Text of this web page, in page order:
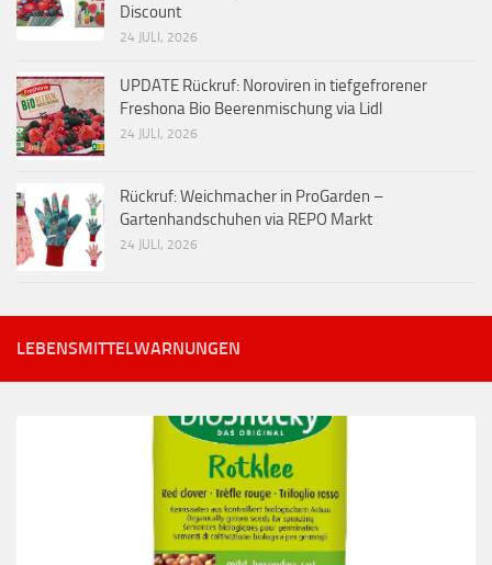
Discount
24 JULI, 2026
UPDATE Rückruf: Noroviren in tiefgefrorener
Freshona Bio Beerenmischung via Lidl
24 JULI, 2026
Rückruf: Weichmacher in ProGarden –
Gartenhandschuhen via REPO Markt
24 JULI, 2026
LEBENSMITTELWARNUNGEN